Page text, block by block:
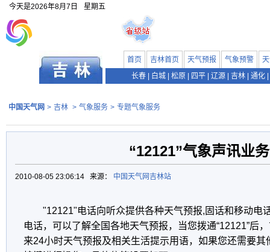
今天是2026年8月7日 星期五
首页 吉林首页 天气预报 气象预警
长春
白城 松原 四平 辽源 吉林 通化
中国天气网 > 吉林 > 气象服务 > 专题气象服务
“12121”气象声讯业务
2010-08-05 23:06:14 来源： 中国天气网吉林站
"12121"电话向听众提供各种天气预报,固话和移动电
电话，可以了解全国各地天气预报，当您拨通“12121”后
来24小时天气预报及相关生活提示用语，如果您还需要